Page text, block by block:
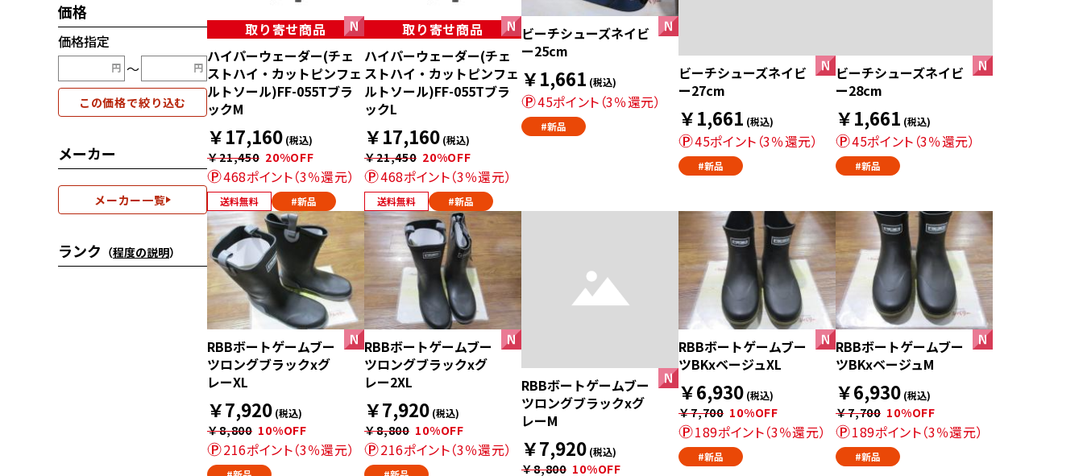
価格
価格指定
〜
この価格で絞り込む
メーカー
メーカー一覧
ランク （程度の説明）
取り寄せ商品
ハイパーウェーダー(チェ
ストハイ・カットピンフェ
ルトソール)FF-055Tブラ
ックM
￥17,160 (税込)
￥21,450 20%OFF
468ポイント（3％還元）
送料無料 #新品
取り寄せ商品
ハイパーウェーダー(チェ
ストハイ・カットピンフェ
ルトソール)FF-055Tブラ
ックL
￥17,160 (税込)
￥21,450 20%OFF
468ポイント（3％還元）
送料無料 #新品
ビーチシューズネイビ
ー25cm
￥1,661 (税込)
45ポイント（3％還元）
#新品
ビーチシューズネイビ
ー27cm
￥1,661 (税込)
45ポイント（3％還元）
#新品
ビーチシューズネイビ
ー28cm
￥1,661 (税込)
45ポイント（3％還元）
#新品
RBBボートゲームブー
ツロングブラックxグ
レーXL
￥7,920 (税込)
￥8,800 10%OFF
216ポイント（3％還元）
RBBボートゲームブー
ツロングブラックxグ
レー2XL
￥7,920 (税込)
￥8,800 10%OFF
216ポイント（3％還元）
RBBボートゲームブー
ツロングブラックxグ
レーM
￥7,920 (税込)
￥8,800 10%OFF
RBBボートゲームブー
ツBKxベージュXL
￥6,930 (税込)
￥7,700 10%OFF
189ポイント（3％還元）
#新品
RBBボートゲームブー
ツBKxベージュM
￥6,930 (税込)
￥7,700 10%OFF
189ポイント（3％還元）
#新品